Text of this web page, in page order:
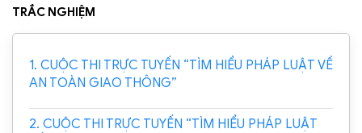
TRẮC NGHIỆM
1. CUỘC THI TRỰC TUYẾN “TÌM HIỂU PHÁP LUẬT VỀ
AN TOÀN GIAO THÔNG”
2. CUỘC THI TRỰC TUYẾN “TÌM HIỂU PHÁP LUẬT